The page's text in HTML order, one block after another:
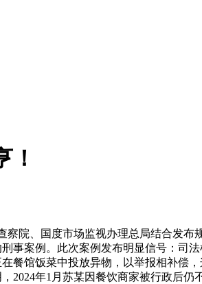
！
、国度市场监视办理总局结合发布
事案例。此次案例发布明显信号：司
餐馆饭菜中投放异物，以举报相补偿
2024年1月苏某因餐饮商家被行政后